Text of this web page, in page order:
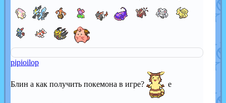
pipioilop
Блин а как получить покемона в игре? е